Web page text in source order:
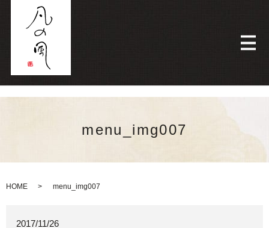
メ
menu_img007
HOME menu_img007
2017/11/26